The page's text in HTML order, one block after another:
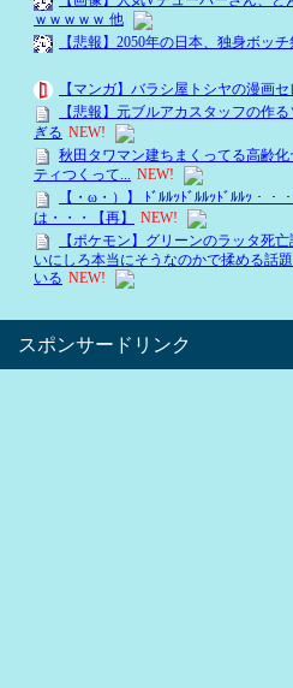
スポンサードリンク